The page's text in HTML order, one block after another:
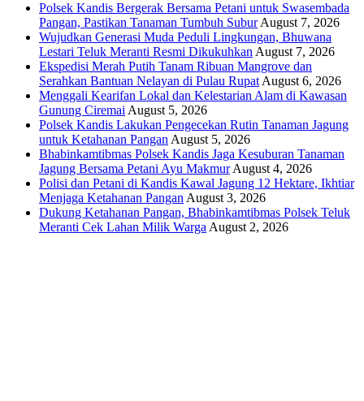
Polsek Kandis Bergerak Bersama Petani untuk Swasembada
Pangan, Pastikan Tanaman Tumbuh Subur August 7, 2026
Wujudkan Generasi Muda Peduli Lingkungan, Bhuwana
Lestari Teluk Meranti Resmi Dikukuhkan August 7, 2026
Ekspedisi Merah Putih Tanam Ribuan Mangrove dan
Serahkan Bantuan Nelayan di Pulau Rupat August 6, 2026
Menggali Kearifan Lokal dan Kelestarian Alam di Kawasan
Gunung Ciremai August 5, 2026
Polsek Kandis Lakukan Pengecekan Rutin Tanaman Jagung
untuk Ketahanan Pangan August 5, 2026
Bhabinkamtibmas Polsek Kandis Jaga Kesuburan Tanaman
Jagung Bersama Petani Ayu Makmur August 4, 2026
Polisi dan Petani di Kandis Kawal Jagung 12 Hektare, Ikhtiar
Menjaga Ketahanan Pangan August 3, 2026
Dukung Ketahanan Pangan, Bhabinkamtibmas Polsek Teluk
Meranti Cek Lahan Milik Warga August 2, 2026